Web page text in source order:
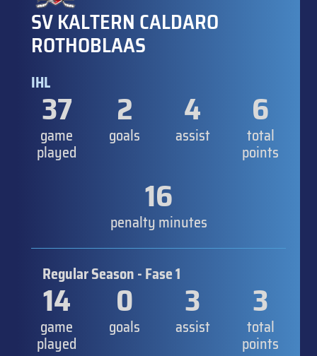
SV KALTERN CALDARO
ROTHOBLAAS
IHL
37
game
played
2
goals
4
assist
6
total
points
16
penalty minutes
Regular Season - Fase 1
14
game
played
0
goals
3
assist
3
total
points